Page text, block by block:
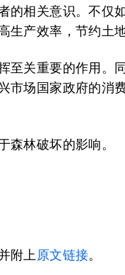
的相关意识。不仅
生产效率，节约土地
关重要的作用。
市场国家政府的消
森林破坏的影响。
附上原文链接。